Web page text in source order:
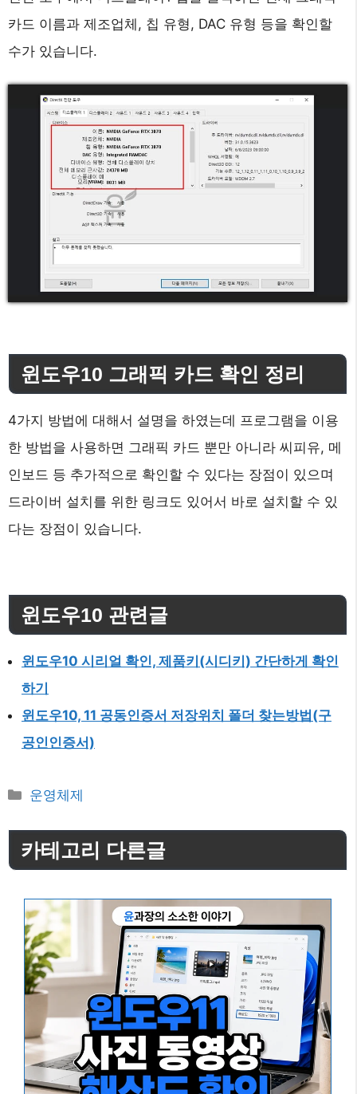
카드 이름과 제조업체, 칩 유형, DAC 유형 등을 확인할
수가 있습니다.
윈도우10 그래픽 카드 확인 정리
4가지 방법에 대해서 설명을 하였는데 프로그램을 이용
한 방법을 사용하면 그래픽 카드 뿐만 아니라 씨피유, 메
인보드 등 추가적으로 확인할 수 있다는 장점이 있으며
드라이버 설치를 위한 링크도 있어서 바로 설치할 수 있
다는 장점이 있습니다.
윈도우10 관련글
윈도우10 시리얼 확인, 제품키(시디키) 간단하게 확인
하기
윈도우10, 11 공동인증서 저장위치 폴더 찾는방법(구
공인인증서)
카
고
리
운영체제
카테고리 다른글